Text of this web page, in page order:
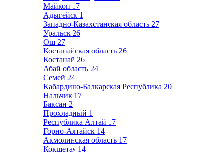
Майкоп 17
Адыгейск 1
Западно-Казахстанская область 27
Уральск 26
Ош 27
Костанайская область 26
Костанай 26
Абай область 24
Семей 24
Кабардино-Балкарская Республика 20
Нальчик 17
Баксан 2
Прохладный 1
Республика Алтай 17
Горно-Алтайск 14
Акмолинская область 17
Кокшетау 14